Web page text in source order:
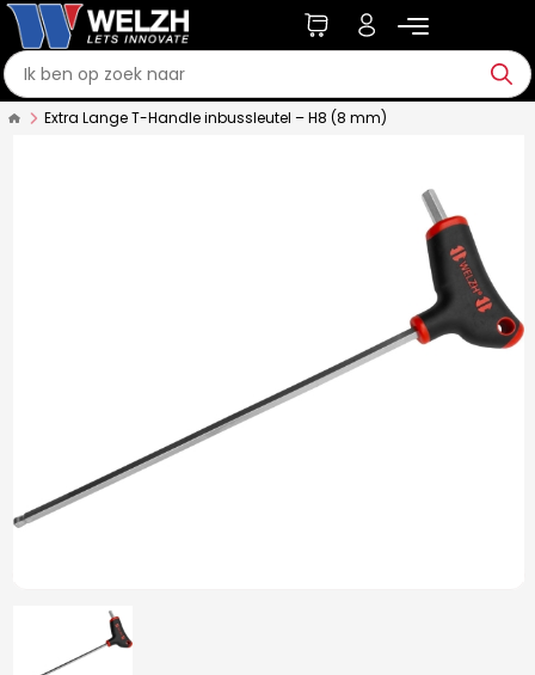
Extra Lange T-Handle inbussleutel – H8 (8 mm)